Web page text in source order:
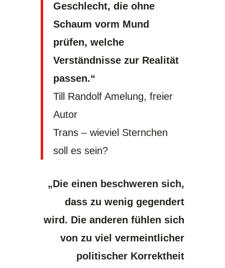
Geschlecht, die ohne
Schaum vorm Mund
prüfen, welche
Verständnisse zur Realität
passen.“
Till Randolf Amelung, freier
Autor
Trans – wieviel Sternchen
soll es sein?
„Die einen beschweren sich,
dass zu wenig gegendert
wird. Die anderen fühlen sich
von zu viel vermeintlicher
politischer Korrektheit